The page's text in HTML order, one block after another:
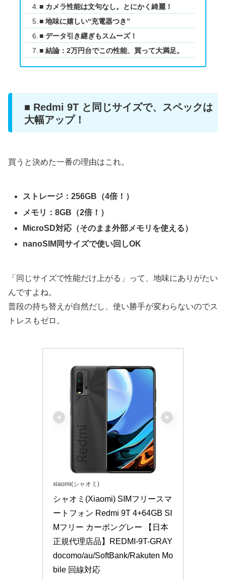
■ カメラ性能は文句なし。とにかく綺麗！
■ 地味に嬉しい“充電器つき”
■ データ引き継ぎもスムーズ！
■ 結論：2万円台でこの性能、買って大満足。
■ Redmi 9T と同じサイズで、スペックは
大幅アップ！
買うと決めた一番の理由はこれ。
ストレージ：256GB（4倍！）
メモリ：8GB（2倍！）
MicroSD対応（そのまま外部メモリを使える）
nanoSIM同サイズで使い回しOK
「同じサイズで性能だけ上がる」って、地味にありがたい
んですよね。
普段の持ち替えが自然だし、使い勝手が変わらないのでス
トレスもゼロ。
xiaomi(シャオミ)
シャオミ(Xiaomi) SIMフリースマ
ートフォン Redmi 9T 4+64GB SI
Mフリー カーボングレー 【日本
正規代理店品】REDMI-9T-GRAY
docomo/au/SoftBank/Rakuten Mo
bile 回線対応